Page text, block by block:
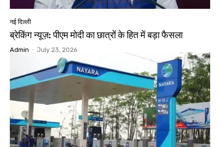
नई दिल्ली
ब्रेकिंग न्यूज़: पीएम मोदी का छात्रों के हित में बड़ा फैसला
Admin - July 23, 2026